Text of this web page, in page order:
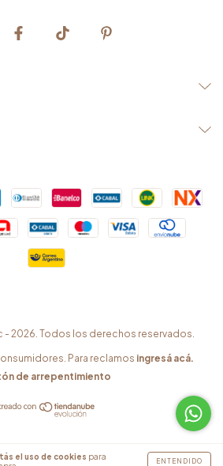
el uso de cookies para
ENTENDIDO
- 2026. Todos los derechos reservados.
Para reclamos ingresá acá.
de arrepentimiento